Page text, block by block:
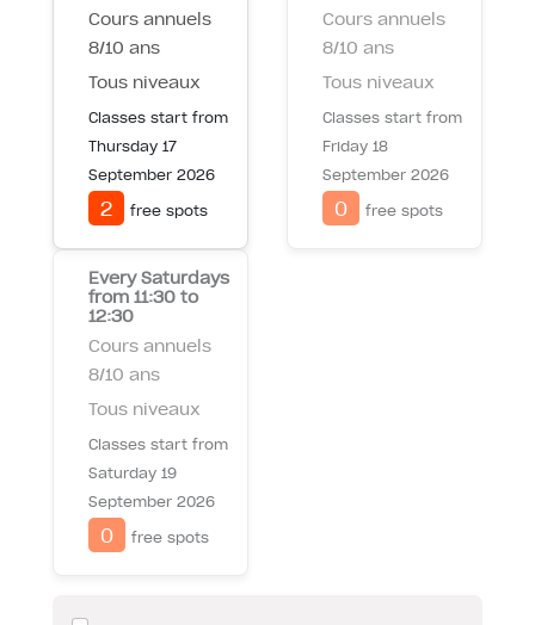
Cours annuels
8/10 ans
Tous niveaux
Classes start from
Thursday 17
September 2026
2 free spots
Cours annuels
8/10 ans
Tous niveaux
Classes start from
Friday 18
September 2026
0 free spots
Every Saturdays
from 11:30 to
12:30
Cours annuels
8/10 ans
Tous niveaux
Classes start from
Saturday 19
September 2026
0 free spots